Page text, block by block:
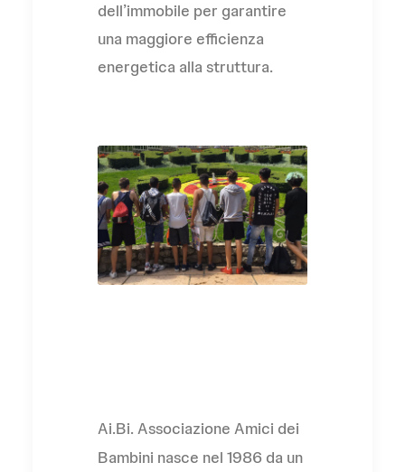
dell’immobile per garantire
una maggiore efficienza
energetica alla struttura.
Ai.Bi. Associazione Amici dei
Bambini nasce nel 1986 da un